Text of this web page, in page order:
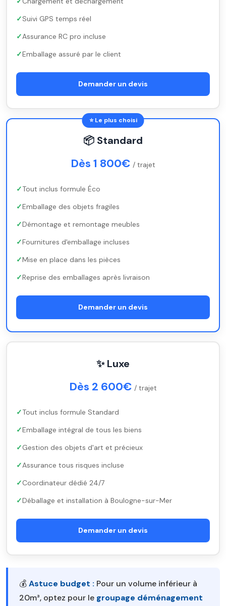
Suivi GPS temps réel
Assurance RC pro incluse
Emballage assuré par le client
Demander un devis
⭐ Le plus choisi
📦 Standard
Dès 1 800€ / trajet
Tout inclus formule Éco
Emballage des objets fragiles
Démontage et remontage meubles
Fournitures d'emballage incluses
Mise en place dans les pièces
Reprise des emballages après livraison
Demander un devis
✨ Luxe
Dès 2 600€ / trajet
Tout inclus formule Standard
Emballage intégral de tous les biens
Gestion des objets d'art et précieux
Assurance tous risques incluse
Coordinateur dédié 24/7
Déballage et installation à Boulogne-sur-Mer
Demander un devis
💰Astuce budget : Pour un volume inférieur à
20m³, optez pour le groupage déménagement